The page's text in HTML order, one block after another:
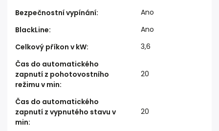
Bezpečnostní vypínání:
Ano
BlackLine:
Ano
Celkový příkon v kW:
3,6
Čas do automatického
zapnutí z pohotovostního
režimu v min:
20
Čas do automatického
zapnutí z vypnutého stavu v
min:
20